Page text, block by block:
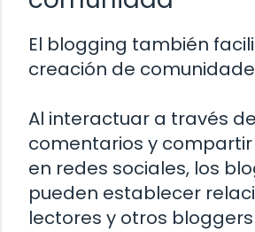
El blogging también
creación de
Al interactuar a través de
comentarios y
en redes sociales, los
pueden establecer
lectores y otros bloggers